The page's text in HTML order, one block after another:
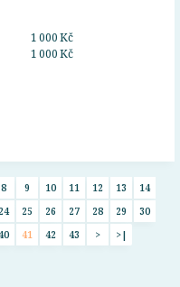
1 000 Kč
1 000 Kč
8 9 10 11 12 13
14
24 25 26 27 28 29
30
41 42 43 > >|